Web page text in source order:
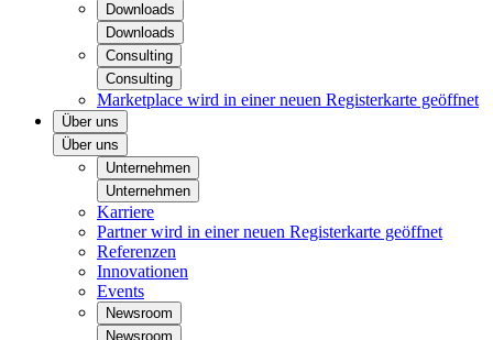
Downloads
Downloads
Consulting
Consulting
Marketplace wird in einer neuen Registerkarte geöffnet
Über uns
Über uns
Unternehmen
Unternehmen
Karriere
Partnerwird in einer neuen Registerkarte geöffnet
Referenzen
Innovationen
Events
Newsroom
Newsroom